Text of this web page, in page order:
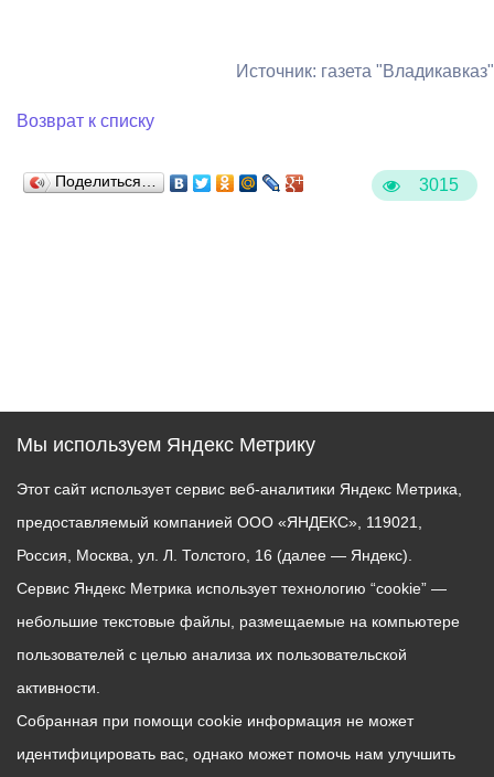
3015
Источник: газета "Владикавказ"
Возврат к списку
Поделиться…
Мы используем Яндекс Метрику
Этот сайт использует сервис веб-аналитики Яндекс Метрика,
предоставляемый компанией ООО «ЯНДЕКС», 119021,
Россия, Москва, ул. Л. Толстого, 16 (далее — Яндекс).
Сервис Яндекс Метрика использует технологию “cookie” —
небольшие текстовые файлы, размещаемые на компьютере
пользователей с целью анализа их пользовательской
активности.
Собранная при помощи cookie информация не может
идентифицировать вас, однако может помочь нам улучшить